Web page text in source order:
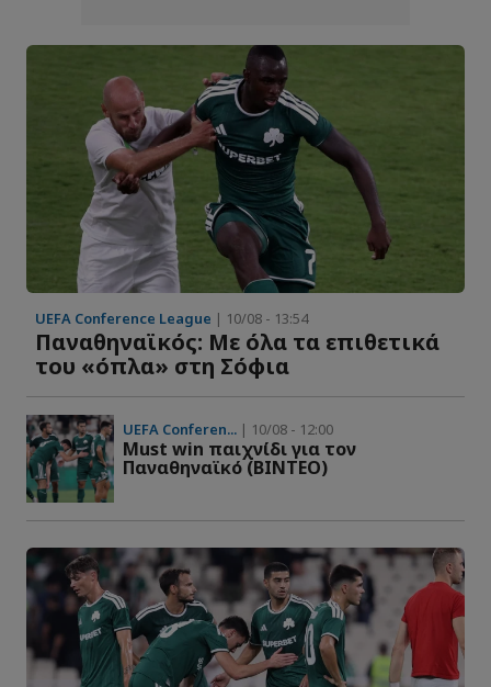
UEFA Conference League | 10/08 - 13:54
Παναθηναϊκός: Με όλα τα επιθετικά
του «όπλα» στη Σόφια
UEFA Conferen... | 10/08 - 12:00
Μust win παιχνίδι για τον
Παναθηναϊκό (ΒΙΝΤΕΟ)